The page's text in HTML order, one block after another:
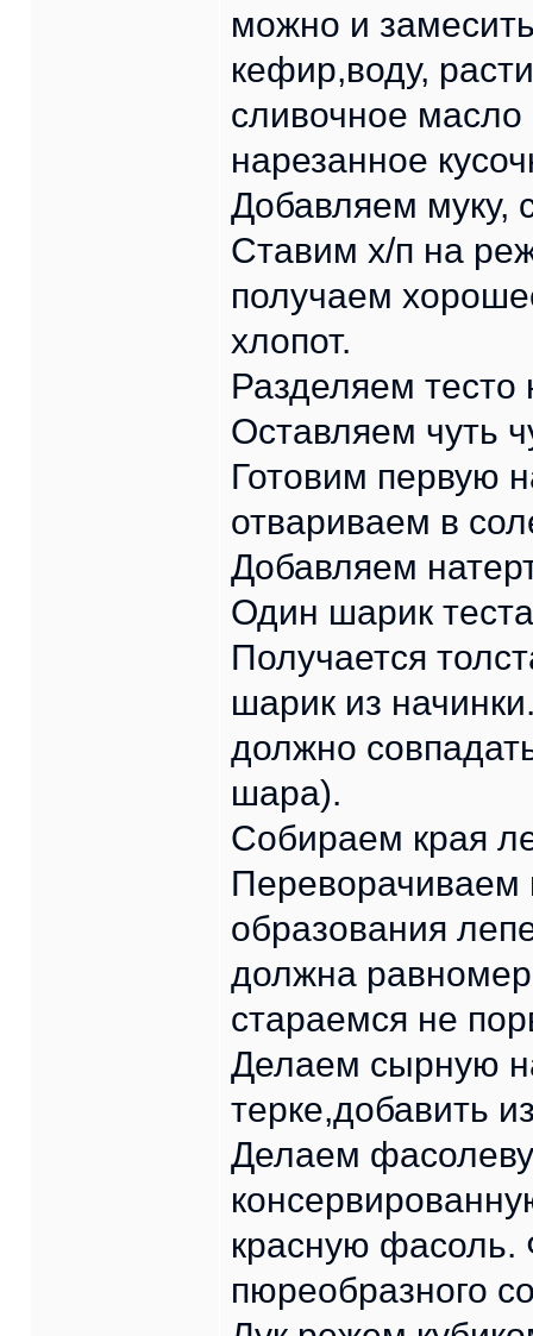
можно и
кефир,воду,
сливочное
нарезанное
Добавляем муку,
Ставим х/п на
получаем
хлопот.
Разделяем
Оставляем чуть
Готовим первую
отвариваем в
Добавляем
Один шарик
Получается
шарик из
должно
шара).
Собираем края
образования
должна
стараемся не
Делаем сырную
терке,добавить
Делаем
красную
пюреобразного